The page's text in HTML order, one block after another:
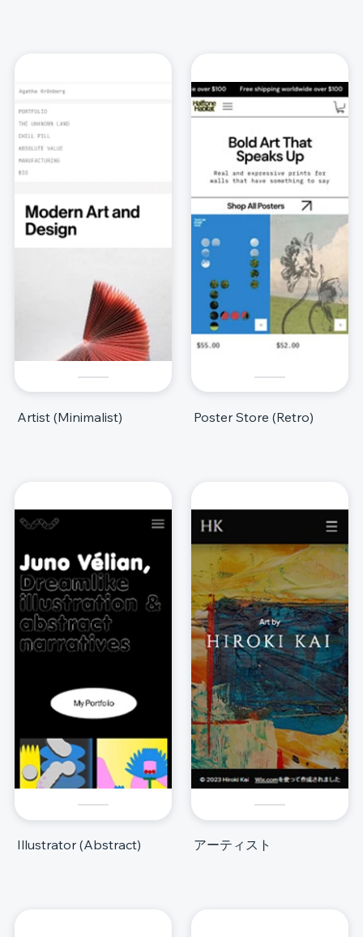
Artist (Minimalist) Poster Store (Retro)
Illustrator (Abstract) アーティスト